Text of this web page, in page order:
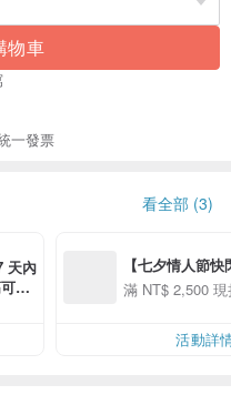
物車
一發票
看全部 (3)
天內
折
【七夕情人節
用 APP 購買任
滿 NT$ 2,500
活動詳